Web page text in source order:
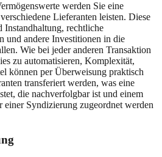
werden Sie eine
Lieferanten leisten. Diese
Instandhaltung, rechtliche
und andere Investitionen in die
Wie bei jeder anderen Transaktion
zu automatisieren, Komplexität,
können per Überweisung praktisch
transferiert werden, was eine
die nachverfolgbar ist und einem
einer Syndizierung zugeordnet werden